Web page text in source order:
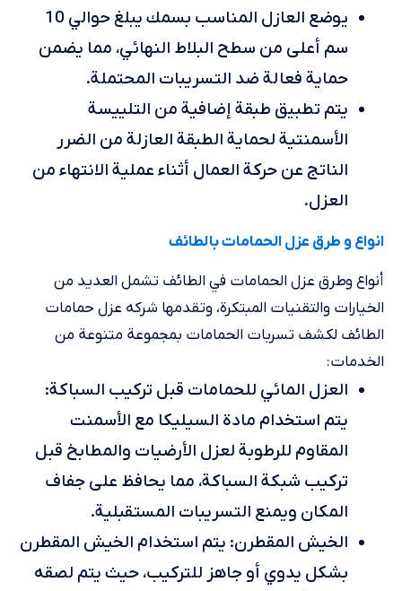
يوضع العازل المناسب بسمك يبلغ حوالي 10
سم أعلى من سطح البلاط النهائي، مما يضمن
حماية فعالة ضد التسريبات المحتملة.
يتم تطبيق طبقة إضافية من التلييسة
الأسمنتية لحماية الطبقة العازلة من الضرر
الناتج عن حركة العمال أثناء عملية الانتهاء من
العزل.
انواع و طرق عزل الحمامات بالطائف
أنواع وطرق عزل الحمامات في الطائف تشمل العديد من
الخيارات والتقنيات المبتكرة، وتقدمها شركه عزل حمامات
الطائف لكشف تسربات الحمامات بمجموعة متنوعة من
الخدمات:
العزل المائي للحمامات قبل تركيب السباكة:
يتم استخدام مادة السيليكا مع الأسمنت
المقاوم للرطوبة لعزل الأرضيات والمطابخ قبل
تركيب شبكة السباكة، مما يحافظ على جفاف
المكان ويمنع التسريبات المستقبلية.
الخيش المقطرن: يتم استخدام الخيش المقطرن
بشكل يدوي أو جاهز للتركيب، حيث يتم لصقه